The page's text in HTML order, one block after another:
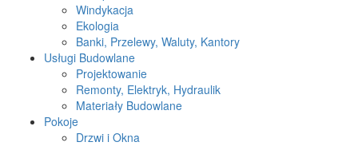
Windykacja
Ekologia
Banki, Przelewy, Waluty, Kantory
Usługi Budowlane
Projektowanie
Remonty, Elektryk, Hydraulik
Materiały Budowlane
Pokoje
Drzwi i Okna